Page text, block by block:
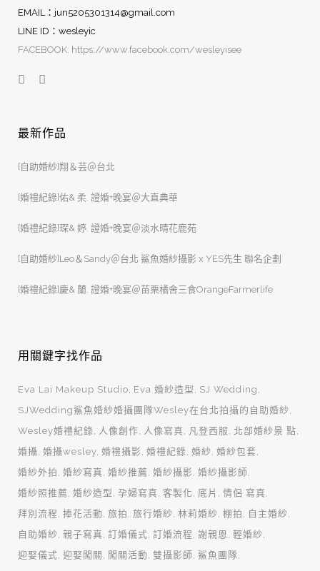
EMAIL： jun5205301314@gmail.com
LINE ID：wesleyic
FACEBOOK: https://www.facebook.com/wesleyisee
最新作品
[自助婚紗]翔＆芸＠台北
[婚禮紀錄]佑& 柔. 證婚+晚宴＠大直典華
[婚禮紀錄]琛& 婷. 證婚+晚宴＠淡水晴花鹿苑
[自助婚紗]Leo＆Sandy＠台北 鯊魚婚紗攝影 x YES先生 聯名企劃
[婚禮紀錄]慶& 蘭. 證婚+晚宴＠苗栗橘舍三食OrangeFarmerlife
用關鍵字找作品
Eva Lai Makeup Studio Eva 婚紗造型
SJ Wedding
SJWedding鯊魚婚紗婚攝團隊Wesley在台北拍攝的自助婚紗
Wesley婚禮紀錄 人像創作 人像寫真 凡登西服
北部婚紗景 點
婚攝 婚攝wesley 婚禮攝影 婚禮紀錄 婚紗 婚紗包套
婚紗外拍 婚紗寫真 婚紗推薦 婚紗攝影 婚紗攝影師
婚紗照推薦 婚紗造型 孕婦寫真 客製化 底片
情侶 寫真
拜別流程 捧花活動 旅拍 旅行婚紗 林莉婚紗 棚拍
自主婚紗
自助婚紗 親子寫真 訂婚儀式 訂婚流程 謝親恩 輕婚紗
迎娶儀式 迎娶闖關 闖關活動 雙攝影師
鯊魚團隊